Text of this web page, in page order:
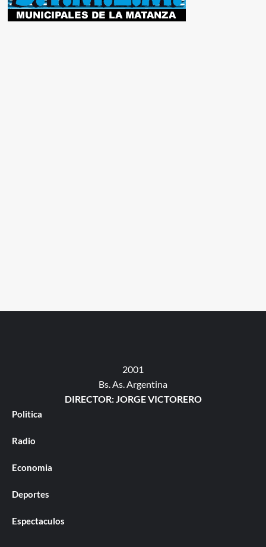
2001
Bs. As. Argentina
DIRECTOR: JORGE VICTORERO
Politica
Radio
Economia
Deportes
Espectaculos